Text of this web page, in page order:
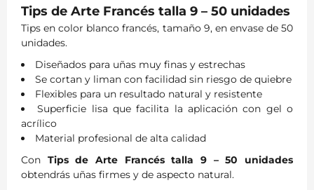
Tips de Arte Francés talla 9 – 50 unidades
Tips en color blanco francés, tamaño 9, en envase de 50
unidades.
Diseñados para uñas muy finas y estrechas
Se cortan y liman con facilidad sin riesgo de quiebre
Flexibles para un resultado natural y resistente
Superficie lisa que facilita la aplicación con gel o
acrílico
Material profesional de alta calidad
Con Tips de Arte Francés talla 9 – 50 unidades
obtendrás uñas firmes y de aspecto natural.